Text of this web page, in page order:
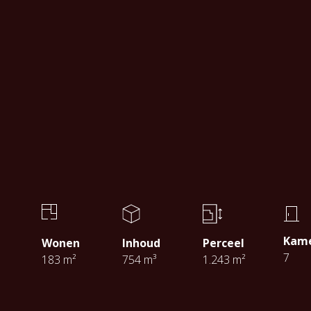
Wonen
183 m²
Inhoud
754 m³
Perceel
1.243 m²
7